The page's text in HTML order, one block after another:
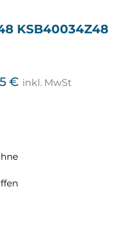
KSB40034Z48
€ inkl. MwSt